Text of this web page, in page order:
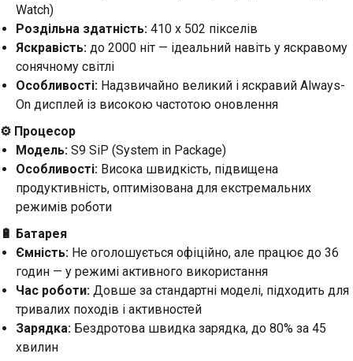
Watch)
Роздільна здатність: 410 x 502 пікселів
Яскравість: до 2000 ніт — ідеальний навіть у яскравому
сонячному світлі
Особливості: Надзвичайно великий і яскравий Always-
On дисплей із високою частотою оновлення
⚙️ Процесор
Модель: S9 SiP (System in Package)
Особливості: Висока швидкість, підвищена
продуктивність, оптимізована для екстремальних
режимів роботи
🔋 Батарея
Ємність: Не оголошується офіційно, але працює до 36
годин — у режимі активного використання
Час роботи: Довше за стандартні моделі, підходить для
тривалих походів і активностей
Зарядка: Бездротова швидка зарядка, до 80% за 45
хвилин